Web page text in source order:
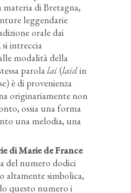
materia di Bretagna,
leggendarie
orale dai
intreccia
modalità della
parolalai (laidin
è di provenienza
originariamente non
ossia una forma
una melodia, una
di Marie de France
del numero dodici
altamente simbolica,
questo numero i